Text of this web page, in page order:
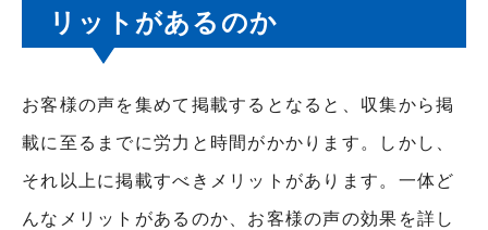
リットがあるのか
お客様の声を集めて掲載するとなると、収集から掲
載に至るまでに労力と時間がかかります。しかし、
それ以上に掲載すべきメリットがあります。一体ど
んなメリットがあるのか、お客様の声の効果を詳し